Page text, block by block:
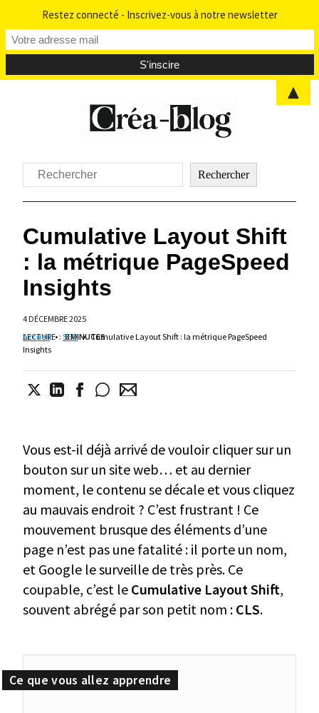
Rechercher Rechercher
Cumulative Layout Shift
: la métrique PageSpeed
Insights
4 DÉCEMBRE 2025
LECTURE : 8 MINUTES
Accueil • SEO • Cumulative Layout Shift : la métrique PageSpeed
Insights
Vous est-il déjà arrivé de vouloir cliquer sur un
bouton sur un site web… et au dernier
moment, le contenu se décale et vous cliquez
au mauvais endroit ? C’est frustrant ! Ce
mouvement brusque des éléments d’une
page n’est pas une fatalité : il porte un nom,
et Google le surveille de très près. Ce
coupable, c’est le Cumulative Layout Shift,
souvent abrégé par son petit nom : CLS.
Restez connecté - Inscrivez-vous à notre newsletter
▲